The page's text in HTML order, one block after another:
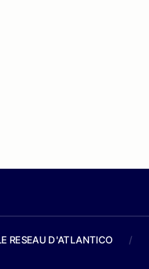
RESEAU D'ATLANTICO /